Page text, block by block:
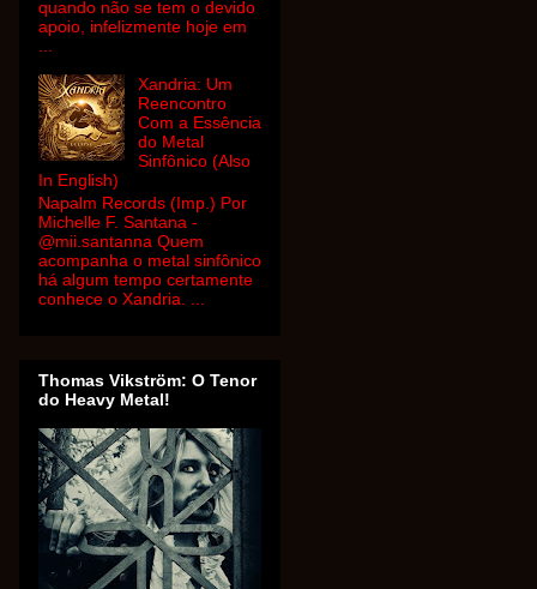
quando não se tem o devido
apoio, infelizmente hoje em
...
Xandria: Um
Reencontro
Com a Essência
do Metal
Sinfônico (Also
In English)
Napalm Records (Imp.) Por
Michelle F. Santana -
@mii.santanna Quem
acompanha o metal sinfônico
há algum tempo certamente
conhece o Xandria. ...
Thomas Vikström: O Tenor
do Heavy Metal!